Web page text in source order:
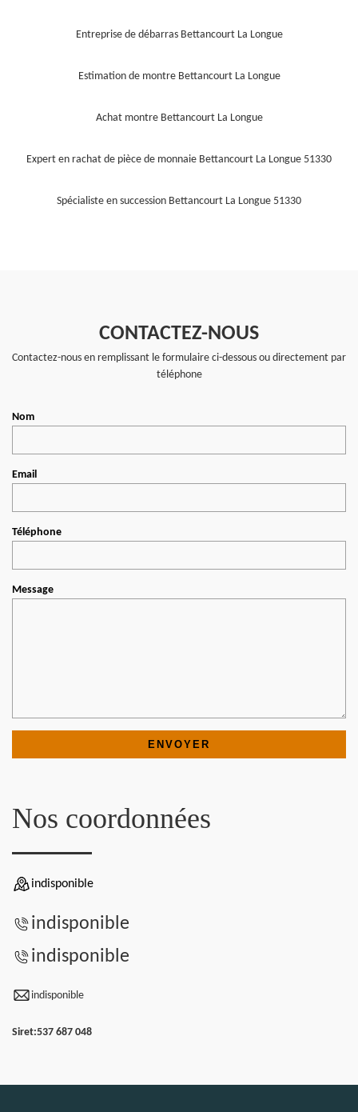
Entreprise de débarras Bettancourt La Longue
Estimation de montre Bettancourt La Longue
Achat montre Bettancourt La Longue
Expert en rachat de pièce de monnaie Bettancourt La Longue 51330
Spécialiste en succession Bettancourt La Longue 51330
CONTACTEZ-NOUS
Contactez-nous en remplissant le formulaire ci-dessous ou directement par
téléphone
Nom
Email
Téléphone
Message
Nos coordonnées
indisponible
indisponible
indisponible
indisponible
Siret:537 687 048